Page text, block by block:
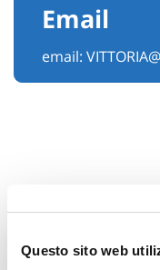
Questo sito web
Email
email: